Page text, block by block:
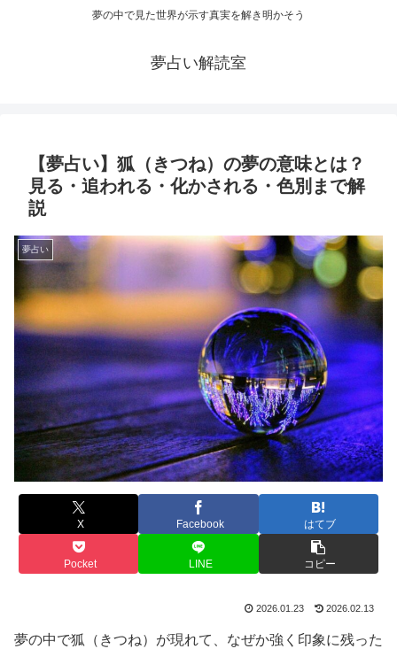
夢の中で見た世界が示す真実を解き明かそう
夢占い解読室
【夢占い】狐（きつね）の夢の意味とは？
見る・追われる・化かされる・色別まで解
説
夢占い
X Facebook はてブ
Pocket LINE コピー
2026.01.23 2026.02.13
夢の中で狐（きつね）が現れて、なぜか強く印象に残った